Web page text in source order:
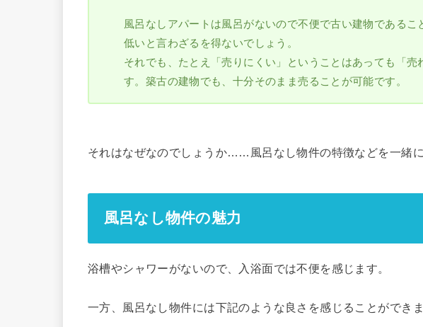
風呂なしアパートは風呂がないので不便で古い建物である
低いと言わざるを得ないでしょう。
それでも、たとえ「売りにくい」ということはあっても「
す。築古の建物でも、十分そのまま売ることが可能です。
それはなぜなのでしょうか……風呂なし物件の特徴などを一緒に
風呂なし物件の魅力
浴槽やシャワーがないので、入浴面では不便を感じます。
一方、風呂なし物件には下記のような良さを感じることができま